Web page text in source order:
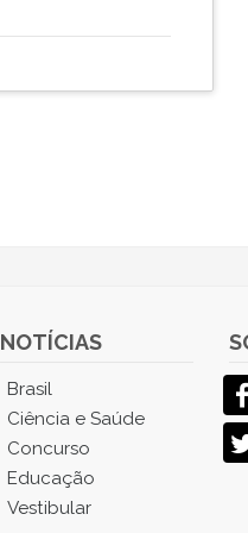
NOTÍCIAS
Brasil
Ciência e Saúde
Concurso
Educação
Vestibular